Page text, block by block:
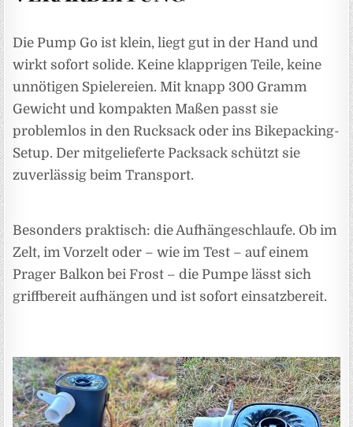
Die Pump Go ist klein, liegt gut in der Hand und
wirkt sofort solide. Keine klapprigen Teile, keine
unnötigen Spielereien. Mit knapp 300 Gramm
Gewicht und kompakten Maßen passt sie
problemlos in den Rucksack oder ins Bikepacking-
Setup. Der mitgelieferte Packsack schützt sie
zuverlässig beim Transport.
Besonders praktisch: die Aufhängeschlaufe. Ob im
Zelt, im Vorzelt oder – wie im Test – auf einem
Prager Balkon bei Frost – die Pumpe lässt sich
griffbereit aufhängen und ist sofort einsatzbereit.